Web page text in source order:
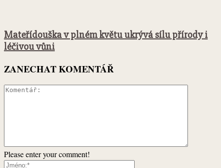
Mateřídouška v plném květu ukrývá sílu přírody i
léčivou vůni
ZANECHAT KOMENTÁŘ
Please enter your comment!